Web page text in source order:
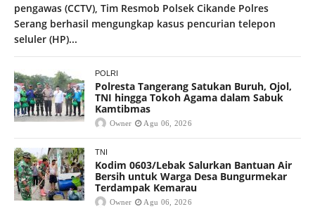
pengawas (CCTV), Tim Resmob Polsek Cikande Polres
Serang berhasil mengungkap kasus pencurian telepon
seluler (HP)...
POLRI
Polresta Tangerang Satukan Buruh, Ojol,
TNI hingga Tokoh Agama dalam Sabuk
Kamtibmas
Owner Agu 06, 2026
TNI
Kodim 0603/Lebak Salurkan Bantuan Air
Bersih untuk Warga Desa Bungurmekar
Terdampak Kemarau
Owner Agu 06, 2026